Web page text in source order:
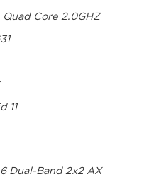
Core 2.0GHZ
11
Dual-Band 2x2 AX